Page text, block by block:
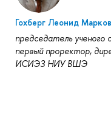
Гохберг Леонид
председатель ученого
первый проректор,
ИСИЭЗ НИУ ВШЭ